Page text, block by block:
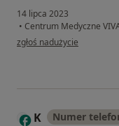
14 lipca 2023
• Centrum Medyczne
w opinii użytkownika
zgłoś nadużycie
K Numer